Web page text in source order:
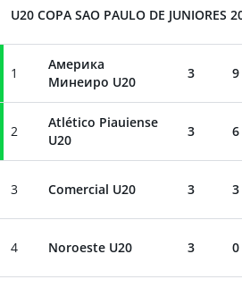
U20 COPA SAO PAULO DE JUNIORES
1
Америка
Минеирo U20
3 9
2
Atlético Piauiense
U20
3 6
3 Comercial U20 3 3
4 Noroeste U20 3 0